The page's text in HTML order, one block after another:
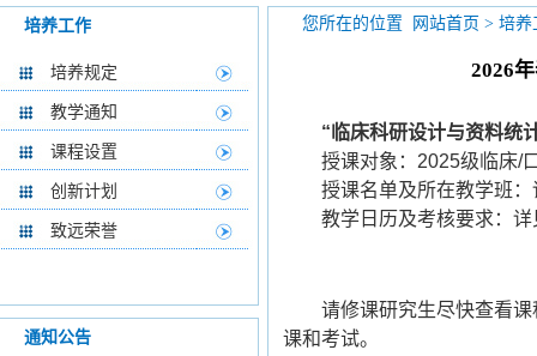
培养工作
培养规定
教学通知
课程设置
创新计划
致远荣誉
2026
“临床科研设计与资料统
授课对象： 2025级临床/
授课名单及所在教学班：
教学日历及考核要求：详
请修课研究生尽快查看
课和考试。
您所在的位置 网站首页 > 培养
通知公告